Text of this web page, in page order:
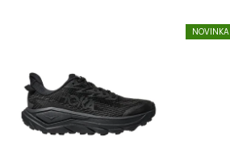
NOVINKA